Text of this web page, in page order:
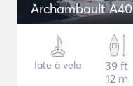
Archambault A40
Iate à vela
39 ft
12 m